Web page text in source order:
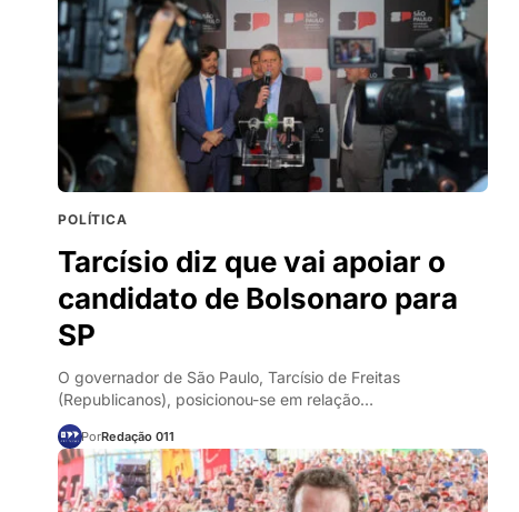
POLÍTICA
Tarcísio diz que vai apoiar o
candidato de Bolsonaro para
SP
O governador de São Paulo, Tarcísio de Freitas
(Republicanos), posicionou-se em relação…
PorRedação 011